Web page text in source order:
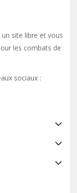
site libre et vous y
les combats de
sociaux :